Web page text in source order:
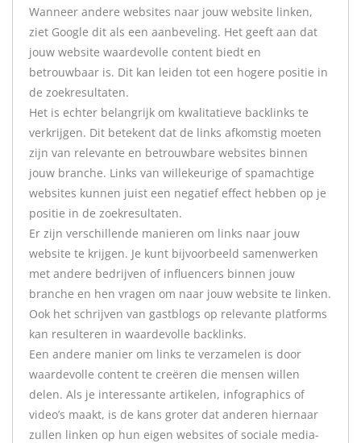
Wanneer andere websites naar jouw website linken,
ziet Google dit als een aanbeveling. Het geeft aan dat
jouw website waardevolle content biedt en
betrouwbaar is. Dit kan leiden tot een hogere positie in
de zoekresultaten.
Het is echter belangrijk om kwalitatieve backlinks te
verkrijgen. Dit betekent dat de links afkomstig moeten
zijn van relevante en betrouwbare websites binnen
jouw branche. Links van willekeurige of spamachtige
websites kunnen juist een negatief effect hebben op je
positie in de zoekresultaten.
Er zijn verschillende manieren om links naar jouw
website te krijgen. Je kunt bijvoorbeeld samenwerken
met andere bedrijven of influencers binnen jouw
branche en hen vragen om naar jouw website te linken.
Ook het schrijven van gastblogs op relevante platforms
kan resulteren in waardevolle backlinks.
Een andere manier om links te verzamelen is door
waardevolle content te creëren die mensen willen
delen. Als je interessante artikelen, infographics of
video’s maakt, is de kans groter dat anderen hiernaar
zullen linken op hun eigen websites of sociale media-